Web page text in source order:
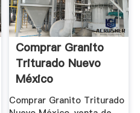
Comprar Granito
Triturado Nuevo
México
Comprar Granito Triturado